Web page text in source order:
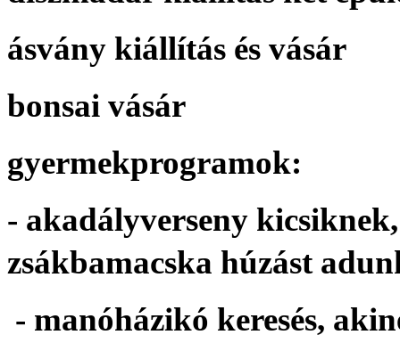
ásvány kiállítás és vásár
bonsai vásár
gyermekprogramok:
- akadályverseny
zsákbamacska húzást
- manóházikó keresés,